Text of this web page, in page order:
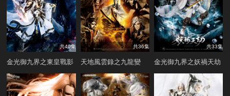
共40集
金光御九界之東皇戰影
共36集
天地風雲錄之九龍變
共33集
金光御九界之妖禍天劫